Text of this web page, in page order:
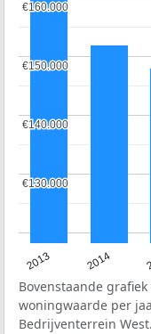
2013 2014
€130.000
€130.000
€140.000
€140.000
€150.000
€150.000
€160.000
€160.000
Bovenstaande
woningwaarde per
Bedrijventerrein West.